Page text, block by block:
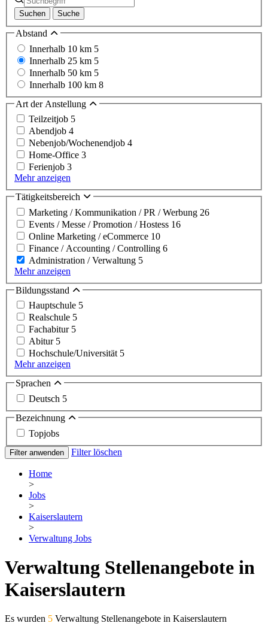
Suchen Suche
Abstand
Innerhalb 10 km 5
Innerhalb 25 km 5
Innerhalb 50 km 5
Innerhalb 100 km 8
Art der Anstellung
Teilzeitjob 5
Abendjob 4
Nebenjob/Wochenendjob 4
Home-Office 3
Ferienjob 3
Mehr anzeigen
Tätigkeitsbereich
Marketing / Kommunikation / PR / Werbung 26
Events / Messe / Promotion / Hostess 16
Online Marketing / eCommerce 10
Finance / Accounting / Controlling 6
Administration / Verwaltung 5
Mehr anzeigen
Bildungsstand
Hauptschule 5
Realschule 5
Fachabitur 5
Abitur 5
Hochschule/Universität 5
Mehr anzeigen
Sprachen
Deutsch 5
Bezeichnung
Topjobs
Filter anwenden Filter löschen
Home
>
Jobs
>
Kaiserslautern
>
Verwaltung Jobs
Verwaltung Stellenangebote in
Kaiserslautern
Es wurden 5 Verwaltung Stellenangebote in Kaiserslautern